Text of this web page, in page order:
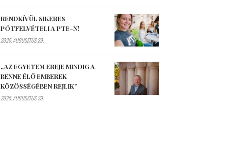
RENDKÍVÜL SIKERES
PÓTFELVÉTELI A PTE-N!
2025. AUGUSZTUS 29.
„AZ EGYETEM EREJE MINDIG A
BENNE ÉLŐ EMBEREK
KÖZÖSSÉGÉBEN REJLIK”
2025. AUGUSZTUS 29.